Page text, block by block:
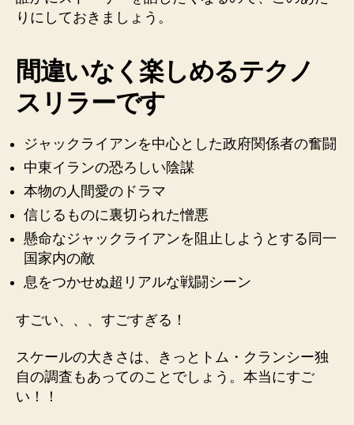
りにしておきましょう。
間違いなく楽しめるテクノ
スリラーです
ジャックライアンを中心とした政府関係者の奮闘
中東イランの恐ろしい陰謀
本物の人間愛のドラマ
信じるものに裏切られた憎悪
懸命なジャックライアンを阻止しようとする同一
国家内の敵
息をつかせぬ超リアルな戦闘シーン
すごい、、、すごすぎる！
スケールの大きさは、きっとトム・クランシー独
自の調査もあってのことでしょう。本当にすご
い！！